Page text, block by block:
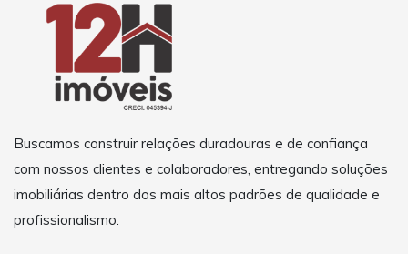
Buscamos construir relações duradouras e de confiança
com nossos clientes e colaboradores, entregando soluções
imobiliárias dentro dos mais altos padrões de qualidade e
profissionalismo.